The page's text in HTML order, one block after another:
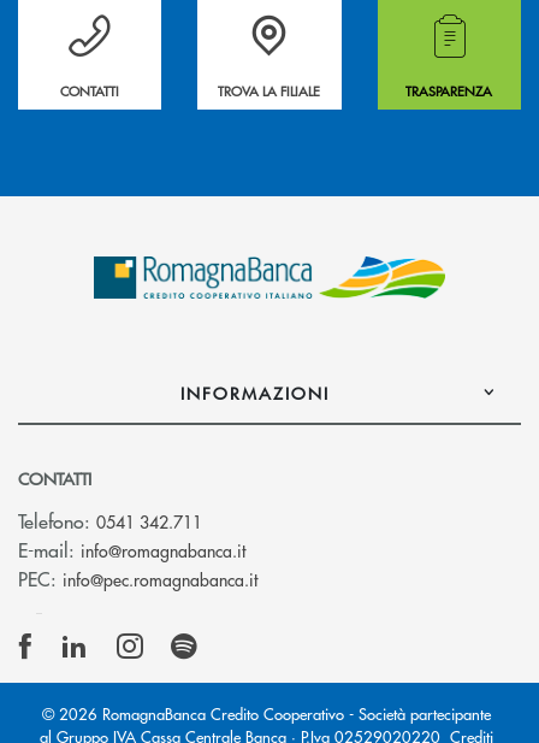
Per ogni necessità compila il form e noi ti richiamiamo
CONTATTI
La&nbsp; Filiale &nbsp;vicina a te. &nbsp;
TROVA LA FILIALE
Hai bisogno di
TRASPARENZA
INFORMAZIONI
CONTATTI
Telefono: 0541 342.711
E-mail: info@romagnabanca.it(si apre l’app di posta elettronica)
PEC: info@pec.romagnabanca.it(si apre l’app di posta elettronica)
© 2026 RomagnaBanca Credito Cooperativo - Società partecipante
al Gruppo IVA Cassa Centrale Banca · P.Iva 02529020220 Crediti